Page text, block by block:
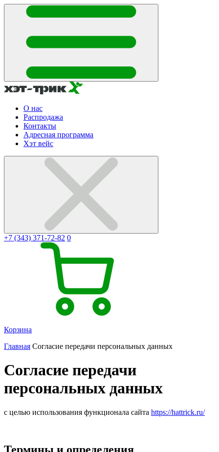
О нас
Распродажа
Контакты
Адресная программа
Хэт вейс
+7 (343) 371-72-82 0
Корзина
Главная Согласие передачи персональных данных
Согласие передачи
персональных данных
с целью использования функционала сайта https://hattrick.ru/
Термины и определения